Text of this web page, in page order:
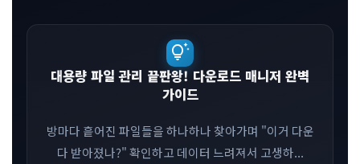
tips_and_updates
대용량 파일 관리 끝판왕! 다운로드 매니저 완벽
가이드
방마다 흩어진 파일들을 하나하나 찾아가며 "이거 다운
다 받아졌나?" 확인하고 데이터 느려져서 고생하...